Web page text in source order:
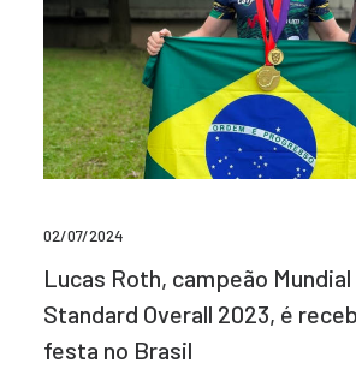
02/07/2024
Lucas Roth, campeão
Standard Overall 2023, é
festa no Brasil